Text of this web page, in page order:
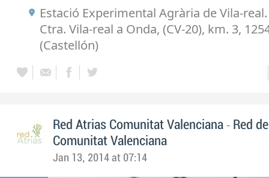
Estació Experimental Agrària de Vila-real.
Ctra. Vila-real a Onda, (CV-20), km. 3,
(Castellón)
Red Atrias Comunitat Valenciana - Red
Comunitat Valenciana
Jan 13, 2014 at 07:14